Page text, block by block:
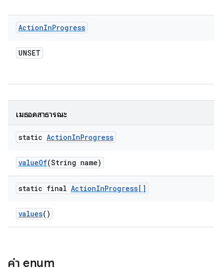
ActionInProgress
UNSET
เมธอดสาธารณะ
static ActionInProgress
valueOf(String name)
static final ActionInProgress[]
values()
ค่า enum